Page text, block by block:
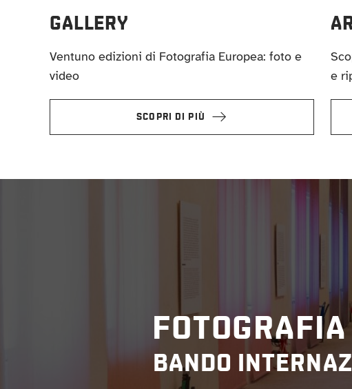
GALLERY
Ventuno edizioni di Fotografia Europea: foto e
video
SCOPRI DI PIÙ
e
BANDO